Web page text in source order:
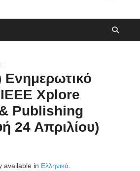
Eνημερωτικό
IEEE Xplore
Publishing
24 Απριλίου)
available in Ελληνικά